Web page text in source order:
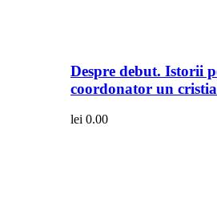
Despre debut. Istorii
coordonator un
lei 0.00